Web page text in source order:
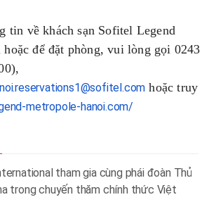
tin về khách sạn Sofitel Legend
để đặt phòng, vui lòng gọi 0243
hoặc truy
metropole-hanoi.com/
tham gia cùng phái đoàn Thủ
trong chuyến thăm chính thức Việt